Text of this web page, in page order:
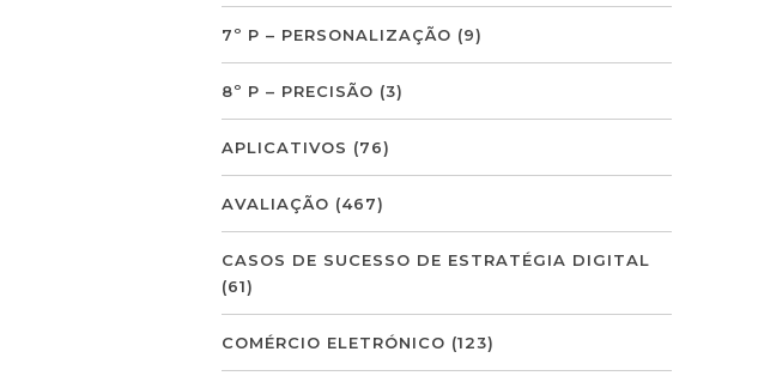
7º P – PERSONALIZAÇÃO (9)
8º P – PRECISÃO (3)
APLICATIVOS (76)
AVALIAÇÃO (467)
CASOS DE SUCESSO DE ESTRATÉGIA DIGITAL
(61)
COMÉRCIO ELETRÓNICO (123)